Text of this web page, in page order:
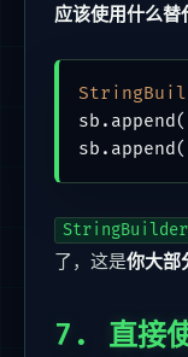
应该使用什么替
sb.append(
sb.append(
StringBuilder
了，这是你大部
7. 直接